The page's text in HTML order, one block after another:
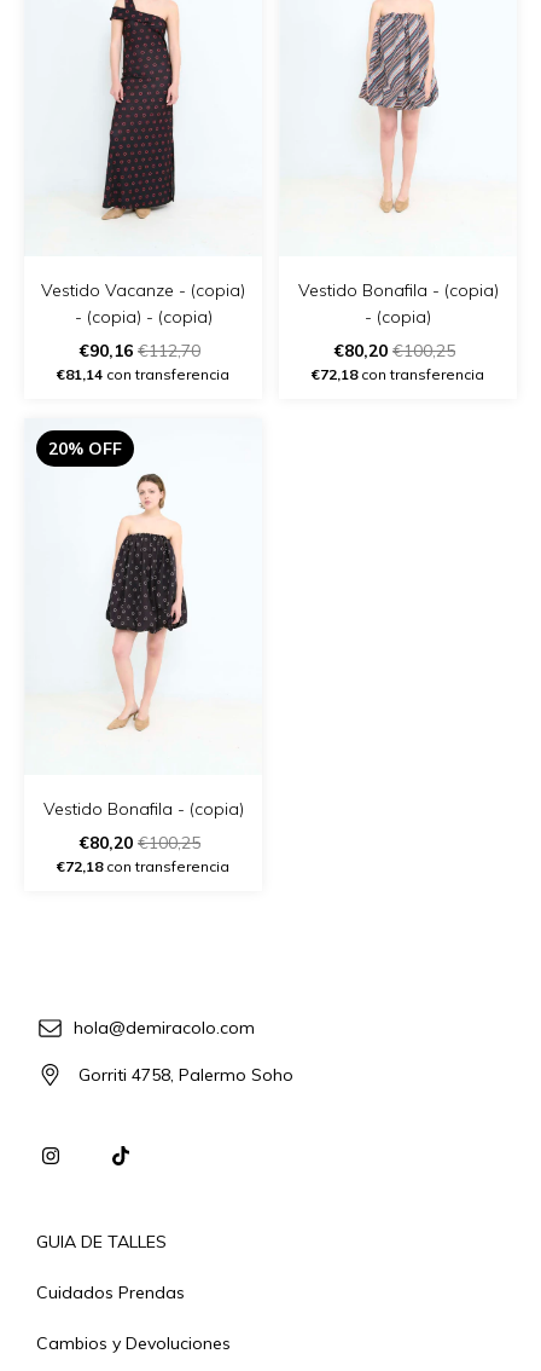
Vestido Vacanze - (copia)
- (copia) - (copia)
€90,16 €112,70
€81,14 con transferencia
Vestido Bonafila - (copia)
- (copia)
€80,20 €100,25
€72,18con transferencia
20% OFF
Vestido Bonafila - (copia)
€80,20 €100,25
€72,18con transferencia
hola@demiracolo.com
Gorriti 4758, Palermo Soho
GUIA DE TALLES
Cuidados Prendas
Cambios y Devoluciones